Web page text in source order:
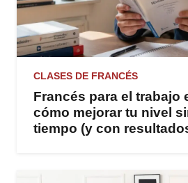
CLASES DE FRANCÉS
Francés para el trabajo
cómo mejorar tu nivel
tiempo (y con